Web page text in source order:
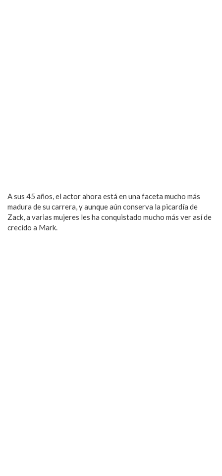
A sus 45 años, el actor ahora está en una faceta mucho más
madura de su carrera, y aunque aún conserva la picardía de
Zack, a varias mujeres les ha conquistado mucho más ver así de
crecido a Mark.